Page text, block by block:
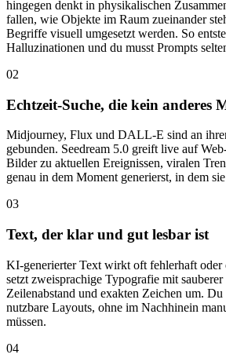
hingegen denkt in physikalischen
fallen, wie Objekte im Raum zueinander
Begriffe visuell umgesetzt werden. So
Halluzinationen und du musst Prompts
02
Echtzeit-Suche, die kein anderes
Midjourney, Flux und DALL-E sind an
gebunden. Seedream 5.0 greift live auf
Bilder zu aktuellen Ereignissen, viralen
genau in dem Moment generierst, in dem
03
Text, der klar und gut lesbar ist
KI-generierter Text wirkt oft fehlerhaft oder
setzt zweisprachige Typografie mit
Zeilenabstand und exakten Zeichen um.
nutzbare Layouts, ohne im Nachhinein
müssen.
04